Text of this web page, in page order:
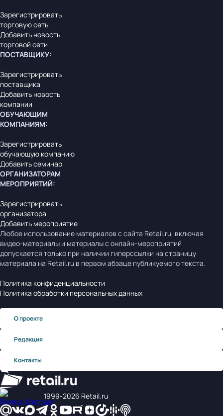
Зарегистрировать
торговую сеть
Добавить новость
торговой сети
ПОСТАВЩИКУ:
Зарегистрировать
поставщика
Добавить новость
компании
ОБУЧАЮЩИМ
КОМПАНИЯМ:
Зарегистрировать
обучающую компанию
Добавить семинар
ОРГАНИЗАТОРАМ
МЕРОПРИЯТИЙ:
Зарегистрировать
организатора
Добавить мероприятие
Любое использование материалов с сайта Retail.ru, включая
видео-материалы и материалы с онлайн-мероприятий
допускается только при наличии гиперссылки на страницу
материала на Retail.ru в первом абзаце публикуемого текста.
Политика конфиденциальности
Политика обработки персональных данных
О проекте
Редакция
Контакты
1999‑2026 Retail.ru